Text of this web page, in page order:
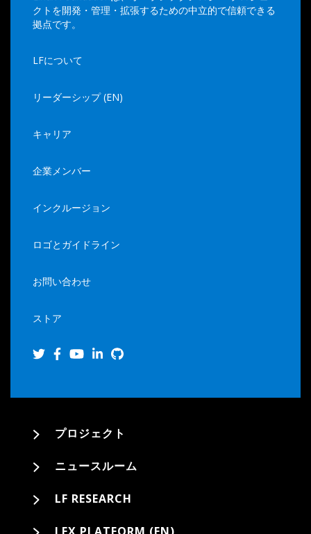
クトを開発・管理・拡張するための中立的で信頼できる
拠点です。
LFについて
リーダーシップ (EN)
キャリア
企業メンバー
インクルージョン
ロゴとガイドライン
お問い合わせ
ストア
プロジェクト
ニュースルーム
LF RESEARCH